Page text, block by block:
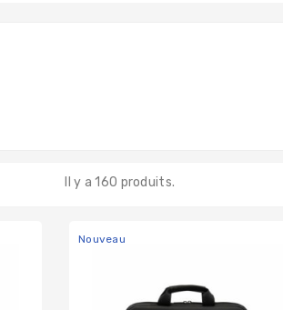
Il y a 160 produits.
Nouveau